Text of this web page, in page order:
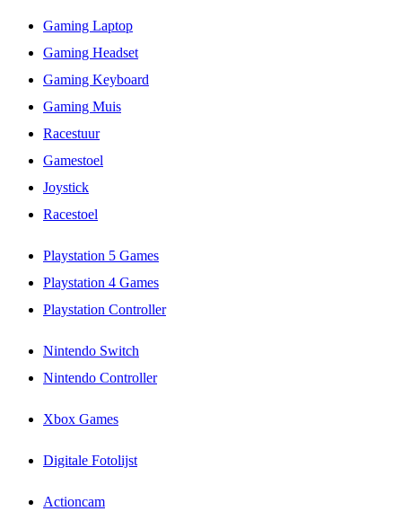
Gaming Laptop
Gaming Headset
Gaming Keyboard
Gaming Muis
Racestuur
Gamestoel
Joystick
Racestoel
Playstation 5 Games
Playstation 4 Games
Playstation Controller
Nintendo Switch
Nintendo Controller
Xbox Games
Digitale Fotolijst
Actioncam